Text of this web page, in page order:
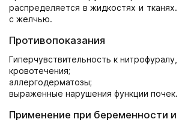
распределяется в жидкостях и
с желчью.
Противопоказания
Гиперчувствительность к
кровотечения;
аллергодерматозы;
выраженные нарушения функции почек.
Применение при беременности